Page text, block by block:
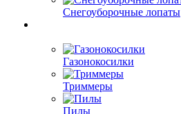
Снегоуборочные лопаты
Газонокосилки
Триммеры
Пилы